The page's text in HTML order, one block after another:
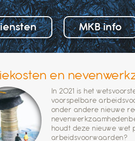
MKB info
en
In 2021 is het
voorspelbare
onder andere nieuwe
houdt deze nieuwe wet
arbeidsvoorwaarden?